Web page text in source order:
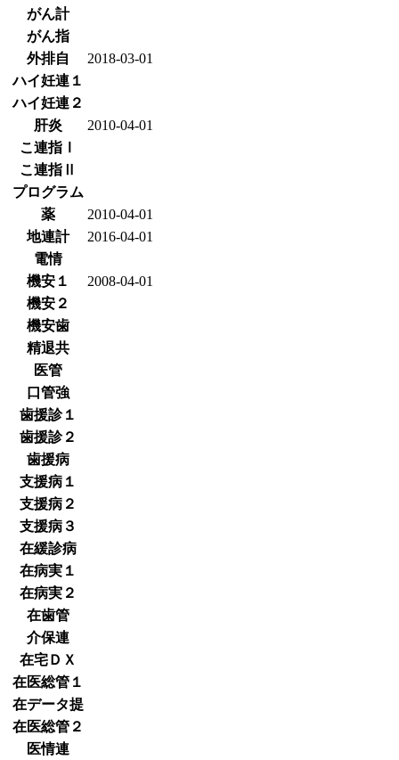
がん計
がん指
外排自
2018-03-01
ハイ妊連１
ハイ妊連２
肝炎
2010-04-01
こ連指Ⅰ
こ連指Ⅱ
プログラム
薬
2010-04-01
地連計
2016-04-01
電情
機安１
2008-04-01
機安２
機安歯
精退共
医管
口管強
歯援診１
歯援診２
歯援病
支援病１
支援病２
支援病３
在緩診病
在病実１
在病実２
在歯管
介保連
在宅ＤＸ
在医総管１
在データ提
在医総管２
医情連